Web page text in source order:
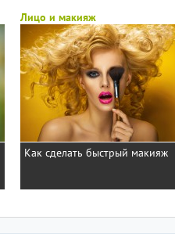
Лицо и макияж
Как сделать быстрый макияж